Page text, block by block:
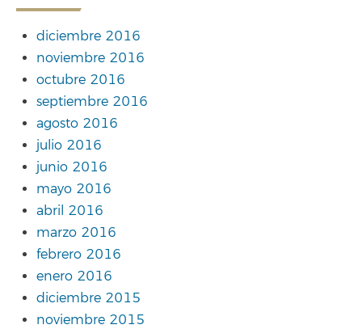
diciembre 2016
noviembre 2016
octubre 2016
septiembre 2016
agosto 2016
julio 2016
junio 2016
mayo 2016
abril 2016
marzo 2016
febrero 2016
enero 2016
diciembre 2015
noviembre 2015